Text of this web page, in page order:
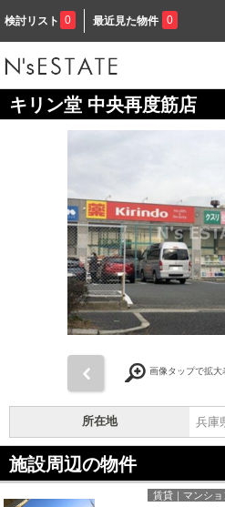
検討リスト 0 最近見た物件 0
キリン堂 中央再度筋店
画像タップで拡大
所在地 兵庫
施設周辺の物件
賃貸｜マンショ